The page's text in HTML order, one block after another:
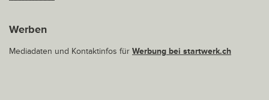
Werben
Mediadaten und Kontaktinfos für Werbung bei startwerk.ch